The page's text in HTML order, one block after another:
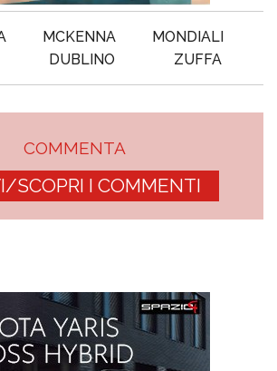
MCKENNA
MONDIALI
DUBLINO ZUFFA
COMMENTA
SCOPRI I COMMENTI